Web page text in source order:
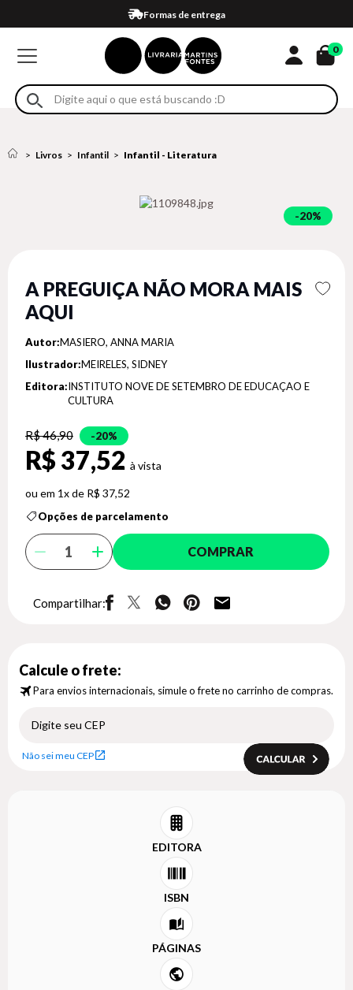
Formas de entrega
Compra 100% segura
Em até 4x sem juros no cartão*
Retire na loja
Eventos
0
Livros Infantil Infantil - Literatura
20%
A PREGUIÇA NÃO MORA MAIS
AQUI
Autor:MASIERO, ANNA MARIA
Ilustrador:MEIRELES, SIDNEY
Editora:INSTITUTO NOVE DE SETEMBRO DE EDUCAÇAO E
CULTURA
R$ 46,90 20%
R$ 37,52
1x de R$ 37,52
Opções de parcelamento
COMPRAR
Compartilhar:
Calcule o frete:
Para envios internacionais, simule o frete no carrinho de compras.
Não sei meu CEP
EDITORA
ISBN
PÁGINAS